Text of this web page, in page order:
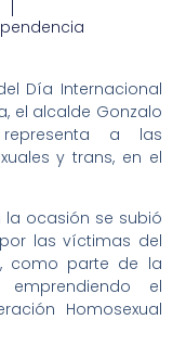
Día Internacional
el alcalde Gonzalo
a las
y trans, en el
la ocasión se subió
las víctimas del
como parte de la
el
Homosexual